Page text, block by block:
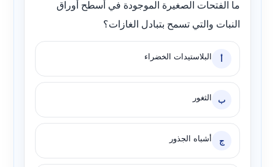
ما الفتحات الصغيرة الموجودة في أسطح أوراق
النبات والتي تسمح بتبادل الغازات؟
أ البلاستيدات الخضراء
ب الثغور
ج أشباه الجذور